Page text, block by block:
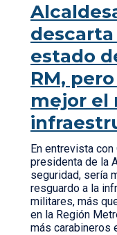
estado
RM,
mejor el
En entrevista
presidenta de la
seguridad, sería
resguardo a la
militares, más
en la Región
más carabineros